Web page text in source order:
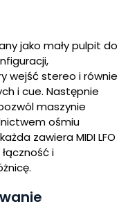
jako mały pulpit do
wejść stereo i równie
i cue. Następnie
maszynie
ośmiu
zawiera MIDI LFO
i